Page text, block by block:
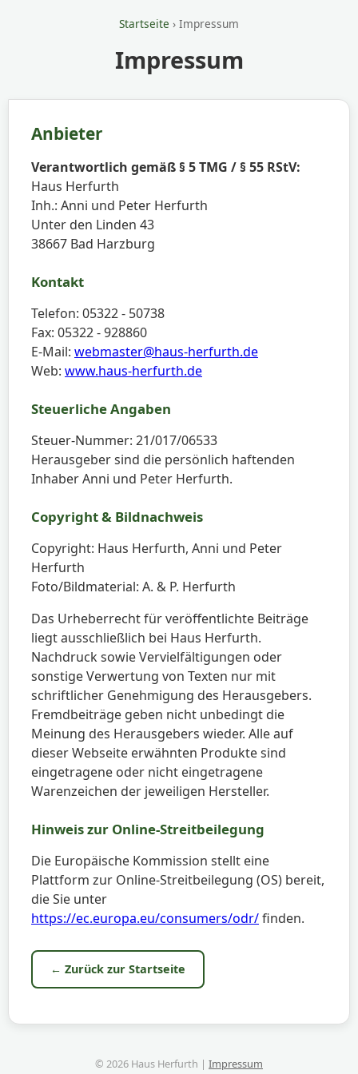
Startseite › Impressum
Impressum
Anbieter
Verantwortlich gemäß § 5 TMG / § 55 RStV:
Haus Herfurth
Inh.: Anni und Peter Herfurth
Unter den Linden 43
38667 Bad Harzburg
Kontakt
Telefon: 05322 - 50738
Fax: 05322 - 928860
E-Mail: webmaster@haus-herfurth.de
Web: www.haus-herfurth.de
Steuerliche Angaben
Steuer-Nummer: 21/017/06533
Herausgeber sind die persönlich haftenden
Inhaber Anni und Peter Herfurth.
Copyright & Bildnachweis
Copyright: Haus Herfurth, Anni und Peter
Herfurth
Foto/Bildmaterial: A. & P. Herfurth
Das Urheberrecht für veröffentlichte Beiträge
liegt ausschließlich bei Haus Herfurth.
Nachdruck sowie Vervielfältigungen oder
sonstige Verwertung von Texten nur mit
schriftlicher Genehmigung des Herausgebers.
Fremdbeiträge geben nicht unbedingt die
Meinung des Herausgebers wieder. Alle auf
dieser Webseite erwähnten Produkte sind
eingetragene oder nicht eingetragene
Warenzeichen der jeweiligen Hersteller.
Hinweis zur Online-Streitbeilegung
Die Europäische Kommission stellt eine
Plattform zur Online-Streitbeilegung (OS) bereit,
die Sie unter
https://ec.europa.eu/consumers/odr/finden.
← Zurück zur Startseite
© 2026 Haus Herfurth | Impressum